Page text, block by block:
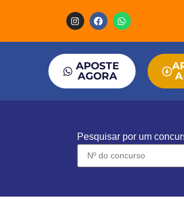
APOSTE
AGORA
Pesquisar por um